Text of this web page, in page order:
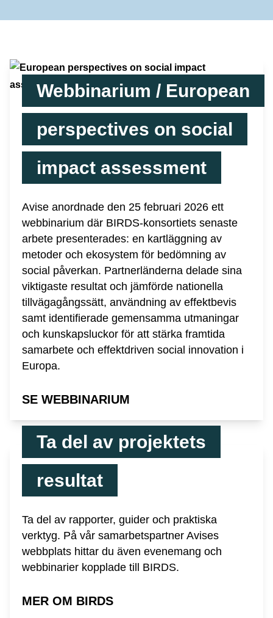
Webbinarium / European
perspectives on social
impact assessment
Avise anordnade den 25 februari 2026 ett
webbinarium där BIRDS‑konsortiets senaste
arbete presenterades: en kartläggning av
metoder och ekosystem för bedömning av
social påverkan. Partnerländerna delade sina
viktigaste resultat och jämförde nationella
tillvägagångssätt, användning av effektbevis
samt identifierade gemensamma utmaningar
och kunskapsluckor för att stärka framtida
samarbete och effektdriven social innovation i
Europa.
SE WEBBINARIUM
Ta del av projektets
resultat
Ta del av rapporter, guider och praktiska
verktyg. På vår samarbetspartner Avises
webbplats hittar du även evenemang och
webbinarier kopplade till BIRDS.
MER OM BIRDS